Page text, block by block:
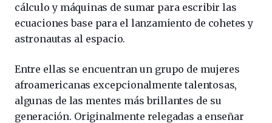
cálculo y máquinas de sumar para escribir las
ecuaciones base para el lanzamiento de cohetes y
astronautas al espacio.
Entre ellas se encuentran un grupo de mujeres
afroamericanas excepcionalmente talentosas,
algunas de las mentes más brillantes de su
generación. Originalmente relegadas a enseñar